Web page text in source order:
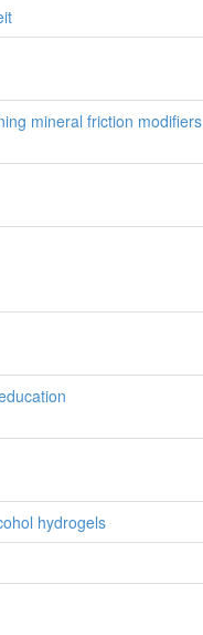
mineral friction modifiers
hydrogels